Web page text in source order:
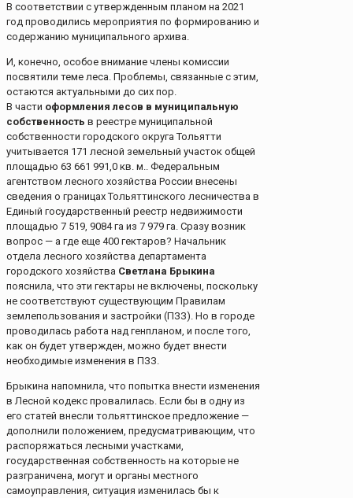
В соответствии с утвержденным планом на 2021
год проводились мероприятия по формированию и
содержанию муниципального архива.
И, конечно, особое внимание члены комиссии
посвятили теме леса. Проблемы, связанные с этим,
остаются актуальными до сих пор.
В части оформления лесов в муниципальную
собственность в реестре муниципальной
собственности городского округа Тольятти
учитывается 171 лесной земельный участок общей
площадью 63 661 991,0 кв. м.. Федеральным
агентством лесного хозяйства России внесены
сведения о границах Тольяттинского лесничества в
Единый государственный реестр недвижимости
площадью 7 519, 9084 га из 7 979 га. Сразу возник
вопрос — а где еще 400 гектаров? Начальник
отдела лесного хозяйства департамента
городского хозяйства Светлана Брыкина
пояснила, что эти гектары не включены, поскольку
не соответствуют существующим Правилам
землепользования и застройки (ПЗЗ). Но в городе
проводилась работа над генпланом, и после того,
как он будет утвержден, можно будет внести
необходимые изменения в ПЗЗ.
Брыкина напомнила, что попытка внести изменения
в Лесной кодекс провалилась. Если бы в одну из
его статей внесли тольяттинское предложение —
дополнили положением, предусматривающим, что
распоряжаться лесными участками,
государственная собственность на которые не
разграничена, могут и органы местного
самоуправления, ситуация изменилась бы к